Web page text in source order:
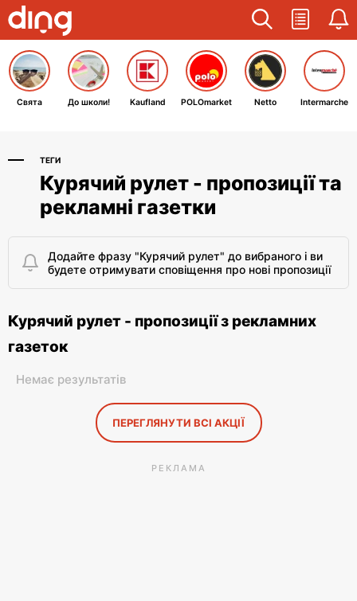
Свята До школи! Kaufland POLOmarket Netto Intermarche
ТЕГИ
Курячий рулет - пропозиції та
рекламні газетки
Додайте фразу "Курячий рулет" до вибраного і ви
будете отримувати сповіщення про нові пропозиції
Курячий рулет - пропозиції з рекламних
газеток
Немає результатів
ПЕРЕГЛЯНУТИ ВСІ АКЦІЇ
РЕКЛАМА